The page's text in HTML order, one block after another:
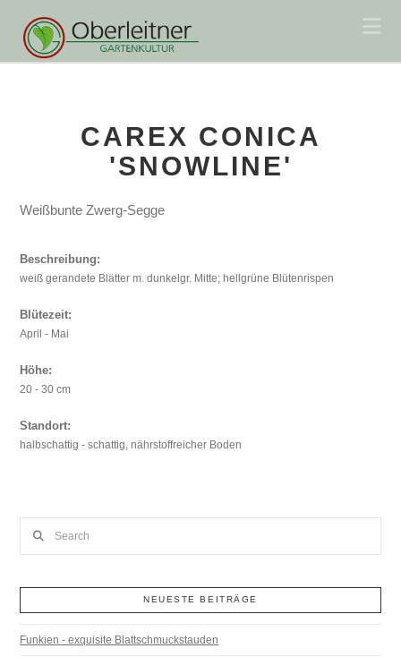
CAREX CONICA
'SNOWLINE'
Weißbunte Zwerg-Segge
Beschreibung:
weiß gerandete Blätter m. dunkelgr. Mitte; hellgrüne Blütenrispen
Blütezeit:
April - Mai
Höhe:
20 - 30 cm
Standort:
halbschattig - schattig, nährstoffreicher Boden
NEUESTE BEITRÄGE
Funkien - exquisite Blattschmuckstauden